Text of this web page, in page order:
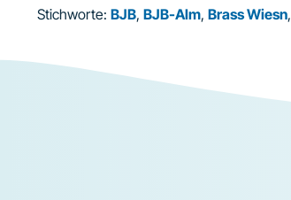
Stichworte: BJB, BJB-Alm, Brass Wiesn,